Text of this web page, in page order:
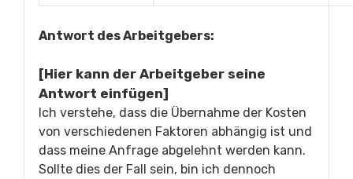
Antwort des Arbeitgebers:
[Hier kann der Arbeitgeber seine
Antwort einfügen]
Ich verstehe, dass die Übernahme der Kosten
von verschiedenen Faktoren abhängig ist und
dass meine Anfrage abgelehnt werden kann.
Sollte dies der Fall sein, bin ich dennoch